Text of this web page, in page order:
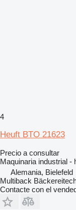
4
Heuft BTO 21623
Precio a consultar
Maquinaria industrial -
Alemania, Bielefeld
Multiback
Contacte con el